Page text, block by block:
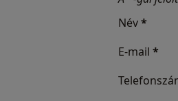
Név*
E-mail *